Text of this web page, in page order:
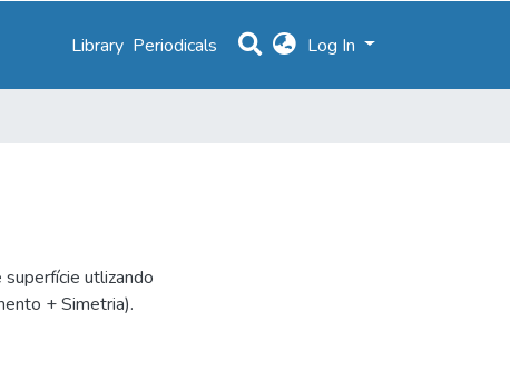
Library Periodicals Log In
utlizando
+ Simetria).